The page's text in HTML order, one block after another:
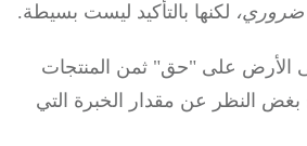
لكنها بالتأكيد ليست بسيطة.
على "حق" ثمنالمنتجات
عن مقدار الخبرة التي